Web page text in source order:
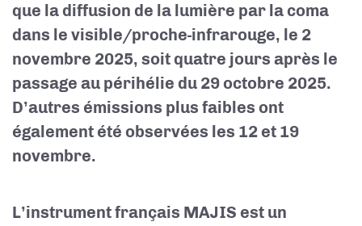
que la diffusion de la lumière par la coma
dans le visible/proche-infrarouge, le 2
novembre 2025, soit quatre jours après le
passage au périhélie du 29 octobre 2025.
D’autres émissions plus faibles ont
également été observées les 12 et 19
novembre.
L’instrument français MAJIS est un